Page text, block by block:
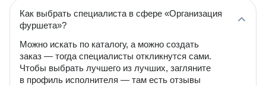
Как выбрать специалиста в сфере «Организация
фуршета»?
Можно искать по каталогу, а можно создать
заказ — тогда специалисты откликнутся сами.
Чтобы выбрать лучшего из лучших, загляните
в профиль исполнителя — там есть отзывы